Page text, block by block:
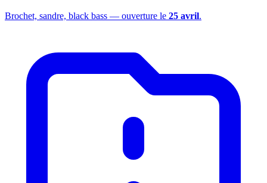
Brochet, sandre, black bass — ouverture le 25 avril.